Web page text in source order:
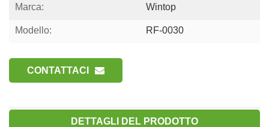
Marca: Wintop
Modello: RF-0030
CONTATTACI
DETTAGLI DEL PRODOTTO